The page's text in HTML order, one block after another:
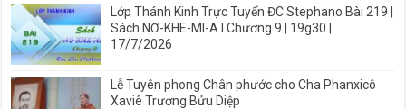
Lớp Thánh Kinh Trực Tuyến ĐC Stephano Bài 219 |
Sách NƠ-KHE-MI-A I Chương 9 | 19g30 |
17/7/2026
Lễ Tuyên phong Chân phước cho Cha Phanxicô
Xaviê Trương Bửu Diệp